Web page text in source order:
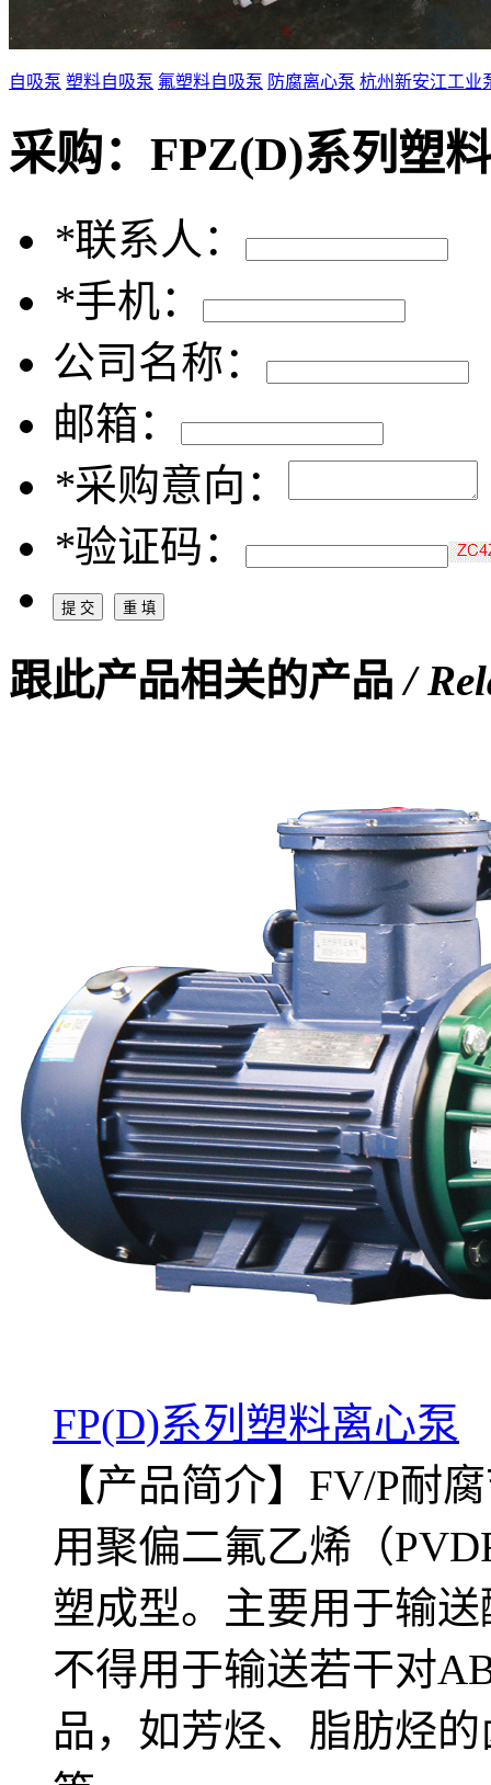
自吸泵 塑料自吸泵 氟塑料自吸泵 防腐离心泵 杭州新安江工业
采购： FPZ(D)系列塑
*联系人：
*手机：
公司名称：
邮箱：
*采购意向：
*验证码：
跟此产品相关的产品/
FP(D)系列塑料离心泵
【产品简介】FV/P耐
用聚偏二氟乙烯（
塑成型。主要用于输
不得用于输送若干对
品，如芳烃、脂肪烃